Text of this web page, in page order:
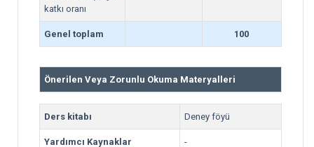
katkı oranı
Genel toplam 100
Önerilen Veya Zorunlu Okuma Materyalleri
Ders kitabı Deney föyü
Yardımcı Kaynaklar -